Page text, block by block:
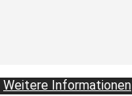
Weitere Informationen